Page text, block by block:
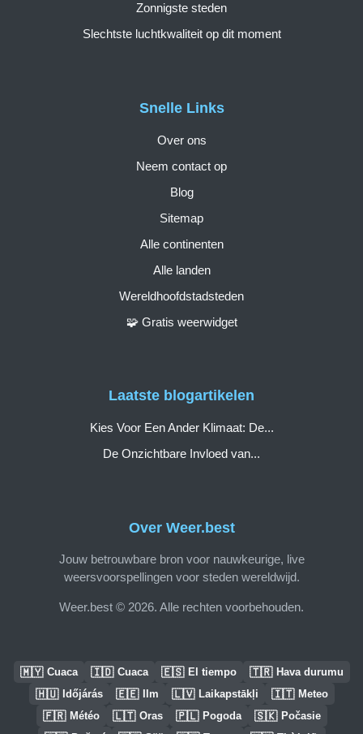
Over Weer.best
Jouw betrouwbare bron voor nauwkeurige, live
weersvoorspellingen voor steden wereldwijd.
Weer.best © 2026. Alle rechten voorbehouden.
Snelle Links
Over ons
Neem contact op
Blog
Sitemap
Alle continenten
Alle landen
Wereldhoofdstadsteden
🧩 Gratis weerwidget
Zonnigste steden
Slechtste luchtkwaliteit op dit moment
Laatste blogartikelen
Kies Voor Een Ander Klimaat: De...
De Onzichtbare Invloed van...
🇲🇾 Cuaca 🇮🇩 Cuaca 🇪🇸 El tiempo 🇹🇷 Hava durumu
🇭🇺 Időjárás 🇪🇪 Ilm 🇱🇻 Laikapstākļi 🇮🇹 Meteo
🇫🇷 Météo 🇱🇹 Oras 🇵🇱 Pogoda 🇸🇰 Počasie